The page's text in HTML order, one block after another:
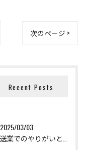
次のページ >
Recent Posts
2025/03/03